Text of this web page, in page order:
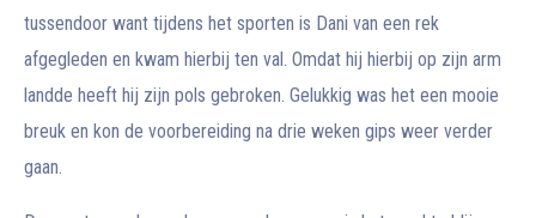
tussendoor want tijdens het sporten is Dani van een rek
afgegleden en kwam hierbij ten val. Omdat hij hierbij op zijn arm
landde heeft hij zijn pols gebroken. Gelukkig was het een mooie
breuk en kon de voorbereiding na drie weken gips weer verder
gaan.